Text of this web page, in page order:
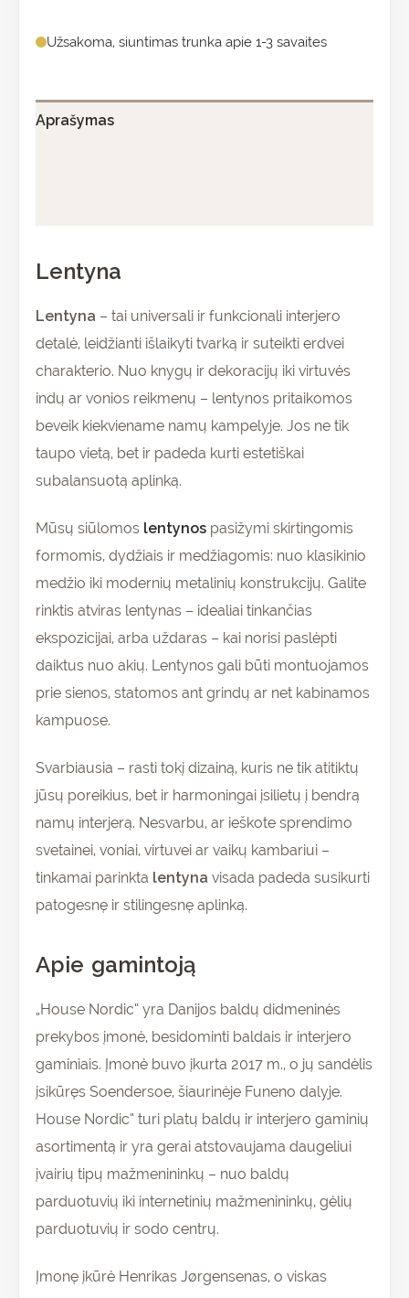
Užsakoma, siuntimas trunka apie 1-3 savaites
Aprašymas
Lentyna
Lentyna – tai universali ir funkcionali interjero
detalė, leidžianti išlaikyti tvarką ir suteikti erdvei
charakterio. Nuo knygų ir dekoracijų iki virtuvės
indų ar vonios reikmenų – lentynos pritaikomos
beveik kiekviename namų kampelyje. Jos ne tik
taupo vietą, bet ir padeda kurti estetiškai
subalansuotą aplinką.
Mūsų siūlomos lentynos pasižymi skirtingomis
formomis, dydžiais ir medžiagomis: nuo klasikinio
medžio iki modernių metalinių konstrukcijų. Galite
rinktis atviras lentynas – idealiai tinkančias
ekspozicijai, arba uždaras – kai norisi paslėpti
daiktus nuo akių. Lentynos gali būti montuojamos
prie sienos, statomos ant grindų ar net kabinamos
kampuose.
Svarbiausia – rasti tokį dizainą, kuris ne tik atitiktų
jūsų poreikius, bet ir harmoningai įsilietų į bendrą
namų interjerą. Nesvarbu, ar ieškote sprendimo
svetainei, voniai, virtuvei ar vaikų kambariui –
tinkamai parinkta lentyna visada padeda susikurti
patogesnę ir stilingesnę aplinką.
Apie gamintoją
„House Nordic“ yra Danijos baldų didmeninės
prekybos įmonė, besidominti baldais ir interjero
gaminiais. Įmonė buvo įkurta 2017 m., o jų sandėlis
įsikūręs Soendersoe, šiaurinėje Funeno dalyje.
House Nordic“ turi platų baldų ir interjero gaminių
asortimentą ir yra gerai atstovaujama daugeliui
įvairių tipų mažmenininkų – nuo baldų
parduotuvių iki internetinių mažmenininkų, gėlių
parduotuvių ir sodo centrų.
Įmonę įkūrė Henrikas Jørgensenas, o viskas